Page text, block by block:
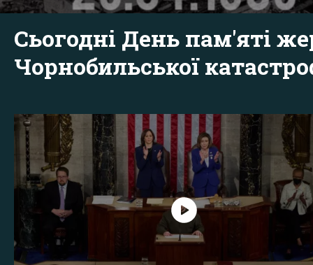
Сьогодні День пам'яті
Чорнобильської